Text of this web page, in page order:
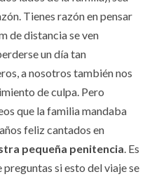
Tienes razón en pensar
de distancia se ven
un día tan
a nosotros también nos
de culpa. Pero
que la familia mandaba
feliz cantados en
pequeña penitencia. Es
si esto del viaje se